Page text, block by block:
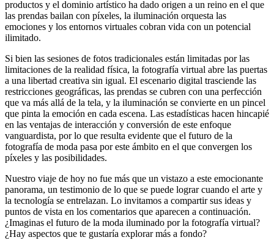
productos y el dominio artístico ha dado origen a un reino en el que
las prendas bailan con píxeles, la iluminación orquesta las
emociones y los entornos virtuales cobran vida con un potencial
ilimitado.
Si bien las sesiones de fotos tradicionales están limitadas por las
limitaciones de la realidad física, la fotografía virtual abre las puertas
a una libertad creativa sin igual. El escenario digital trasciende las
restricciones geográficas, las prendas se cubren con una perfección
que va más allá de la tela, y la iluminación se convierte en un pincel
que pinta la emoción en cada escena. Las estadísticas hacen hincapié
en las ventajas de interacción y conversión de este enfoque
vanguardista, por lo que resulta evidente que el futuro de la
fotografía de moda pasa por este ámbito en el que convergen los
píxeles y las posibilidades.
Nuestro viaje de hoy no fue más que un vistazo a este emocionante
panorama, un testimonio de lo que se puede lograr cuando el arte y
la tecnología se entrelazan. Lo invitamos a compartir sus ideas y
puntos de vista en los comentarios que aparecen a continuación.
¿Imaginas el futuro de la moda iluminado por la fotografía virtual?
¿Hay aspectos que te gustaría explorar más a fondo?